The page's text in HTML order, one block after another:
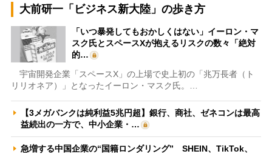
大前研一「ビジネス新大陸」の歩き方
「いつ暴発してもおかしくはない」イーロン・マ
スク氏とスペースXが抱えるリスクの数々「絶対
的…
宇宙開発企業「スペースX」の上場で史上初の「兆万長者（ト
リリオネア）」となったイーロン・マスク氏。…
【3メガバンクは純利益5兆円超】銀行、商社、ゼネコンは最高
益続出の一方で、中小企業・…
急増する中国企業の“国籍ロンダリング” SHEIN、TikTok、